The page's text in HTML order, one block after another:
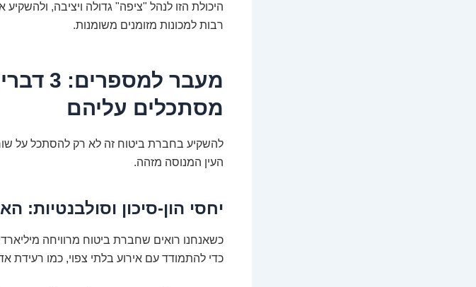
היכולת הזו לנהל "ציפה" גדולה ויציבה,
רבות למכונות מזומנים משומנות.
מעבר
מסתכלים עליהם
להשקיע בחברת ביטוח זה לא רק להסתכל על
העין המנוסה מזהה.
יחסי הון-סיכון וסולבנטיות:
כשאנחנו רואים שחברת ביטוח מרוויחה
כדי להתמודד עם אירוע בלתי צפוי, כמו רעידת